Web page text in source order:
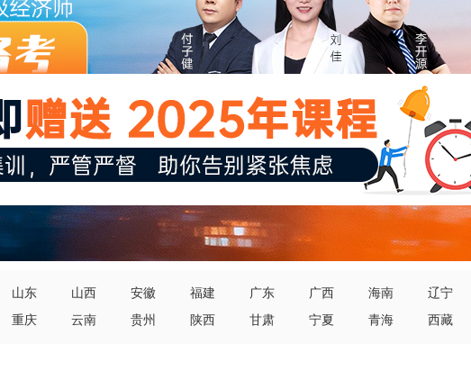
山东 山西 安徽 福建 广东 广西 海南 辽宁
重庆 云南 贵州 陕西 甘肃 宁夏 青海 西藏